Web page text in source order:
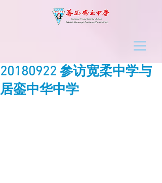
20180922 参访宽柔中学与
居銮中华中学